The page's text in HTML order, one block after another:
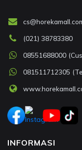
INFORMASI
(021) 38783380
08551688000
081511712305